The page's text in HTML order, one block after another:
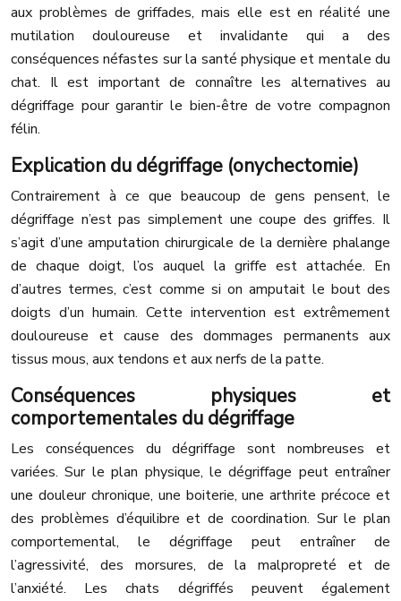
aux problèmes de griffades, mais elle est en réalité une
mutilation douloureuse et invalidante qui a des
conséquences néfastes sur la santé physique et mentale du
chat. Il est important de connaître les alternatives au
dégriffage pour garantir le bien-être de votre compagnon
félin.
Explication du dégriffage (onychectomie)
Contrairement à ce que beaucoup de gens pensent, le
dégriffage n’est pas simplement une coupe des griffes. Il
s’agit d’une amputation chirurgicale de la dernière phalange
de chaque doigt, l’os auquel la griffe est attachée. En
d’autres termes, c’est comme si on amputait le bout des
doigts d’un humain. Cette intervention est extrêmement
douloureuse et cause des dommages permanents aux
tissus mous, aux tendons et aux nerfs de la patte.
Conséquences physiques et
comportementales du dégriffage
Les conséquences du dégriffage sont nombreuses et
variées. Sur le plan physique, le dégriffage peut entraîner
une douleur chronique, une boiterie, une arthrite précoce et
des problèmes d’équilibre et de coordination. Sur le plan
comportemental, le dégriffage peut entraîner de
l’agressivité, des morsures, de la malpropreté et de
l’anxiété. Les chats dégriffés peuvent également